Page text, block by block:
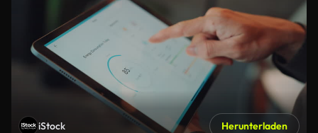
iStock Herunterladen